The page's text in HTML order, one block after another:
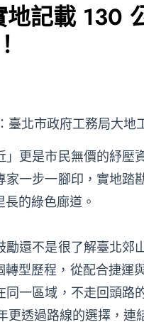
記載 130
北市政府工務局大地
更是市民無價的紓壓
一步一腳印，實地踏
的綠色廊道。
還不是很了解臺北郊
型歷程，從配合捷運
一區域，不走回頭路
透過路線的選擇，連